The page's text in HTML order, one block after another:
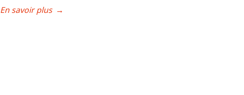
En savoir plus →